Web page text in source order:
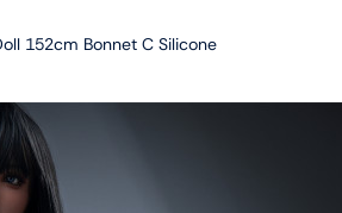
152cm Bonnet C Silicone